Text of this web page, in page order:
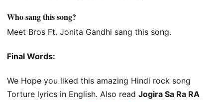
Who sang this song?
Meet Bros Ft. Jonita Gandhi sang this song.
Final Words:
We Hope you liked this amazing Hindi rock song
Torture lyrics in English. Also read Jogira Sa Ra RA